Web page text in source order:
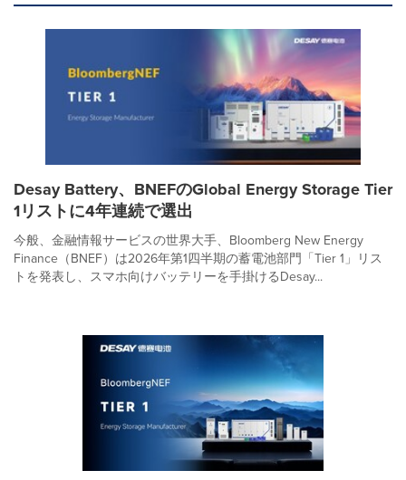
Desay Battery、BNEFのGlobal Energy Storage Tier
1リストに4年連続で選出
今般、金融情報サービスの世界大手、Bloomberg New Energy
Finance（BNEF）は2026年第1四半期の蓄電池部門「Tier 1」リス
トを発表し、スマホ向けバッテリーを手掛けるDesay...